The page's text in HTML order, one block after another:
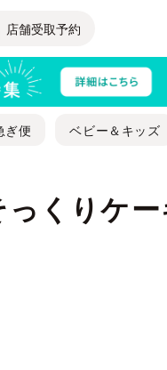
店舗受取予約
ぎ便 ベビー＆キッズ
くりケ